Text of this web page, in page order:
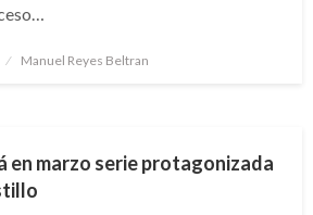
Manuel Reyes Beltran
marzo serie protagonizada